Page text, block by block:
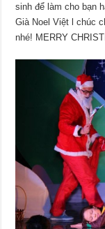
sinh để làm cho bạn
Già Noel Việt l chúc
nhé! MERRY